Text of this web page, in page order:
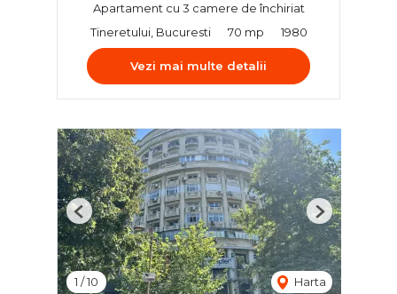
Apartament cu 3 camere de închiriat
Tineretului, Bucuresti
70 mp 1980
Vezi mai multe detalii
1 /10 Harta
Previous Next